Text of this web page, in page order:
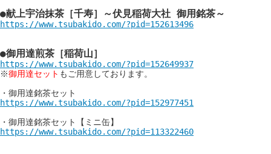
●献上宇治抹茶［千寿］～伏見稲荷大社 御用銘茶～
●御用達煎茶［稲荷山］
https://www.tsubakido.com/?pid=152649937
※御用達セット もご用意しております。
https://www.tsubakido.com/?pid=152977451
https://www.tsubakido.com/?pid=113322460